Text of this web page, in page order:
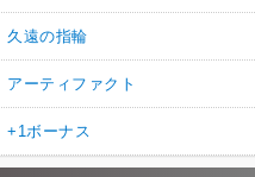
久遠の指輪
アーティファクト
+1ボーナス